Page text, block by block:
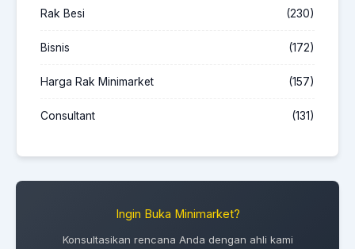
Rak Besi (230)
Bisnis (172)
Harga Rak Minimarket (157)
Consultant (131)
Ingin Buka Minimarket?
Konsultasikan rencana Anda dengan ahli kami